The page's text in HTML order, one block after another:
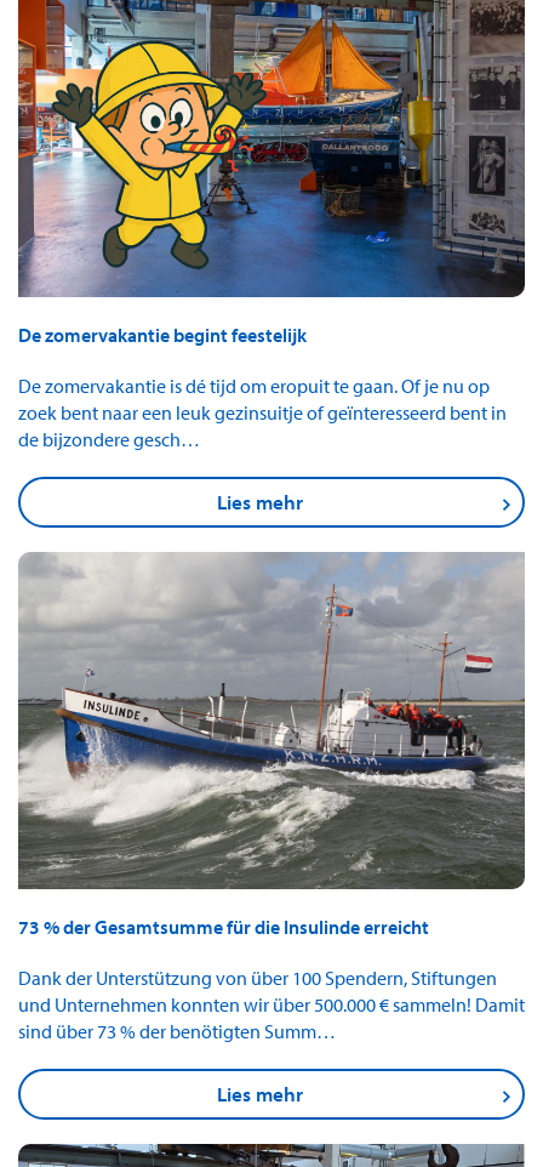
De zomervakantie begint feestelijk
De zomervakantie is dé tijd om eropuit te gaan. Of je nu op
zoek bent naar een leuk gezinsuitje of geïnteresseerd bent in
de bijzondere gesch…
Lies mehr
73 % der Gesamtsumme für die Insulinde erreicht
Dank der Unterstützung von über 100 Spendern, Stiftungen
und Unternehmen konnten wir über 500.000 € sammeln! Damit
sind über 73 % der benötigten Summ…
Lies mehr